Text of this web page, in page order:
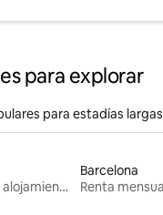
para explorar
para estadías largas
Renta mensual de alojamientos
Barcelona